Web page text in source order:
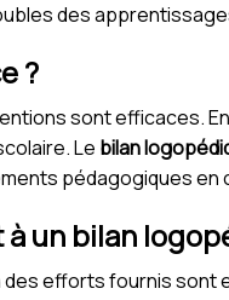
des
?
sont efficaces.
Le bilan
pédagogiques en
un bilan
efforts fournis sont